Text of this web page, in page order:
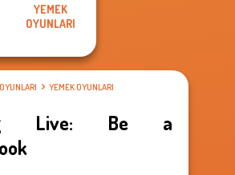
YEMEK
OYUNLARI
YEMEK OYUNLARI
Live: Be a